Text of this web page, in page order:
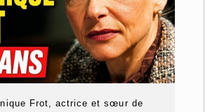
Frot, actrice et sœur de